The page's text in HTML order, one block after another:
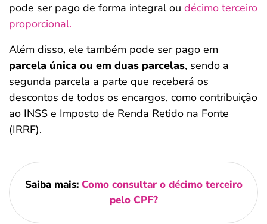
pode ser pago de forma integral ou décimo terceiro
proporcional.
Além disso, ele também pode ser pago em
parcela única ou em duas parcelas, sendo a
segunda parcela a parte que receberá os
descontos de todos os encargos, como contribuição
ao INSS e Imposto de Renda Retido na Fonte
(IRRF).
Saiba mais: Como consultar o décimo terceiro
pelo CPF?